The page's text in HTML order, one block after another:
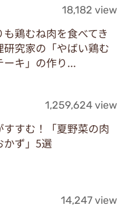
18,182 view
も鶏むね肉を食べてき
研究家の「やばい鶏む
ーキ」の作り...
1,259,624 view
すすむ！「夏野菜の肉
かず」5選
14,247 view